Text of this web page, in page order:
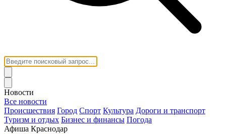
Новости
Все новости
Происшествия Город Спорт Культура Дороги и транспорт
Туризм и отдых Бизнес и финансы Погода
Афиша Краснодар